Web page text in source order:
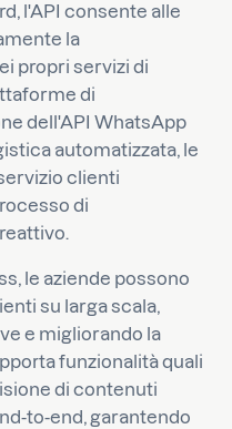
l'API consente alle
la
propri servizi di
di
dell'API WhatsApp
automatizzata, le
clienti
di
le aziende possono
su larga scala,
e migliorando la
funzionalità quali
di contenuti
to-end, garantendo